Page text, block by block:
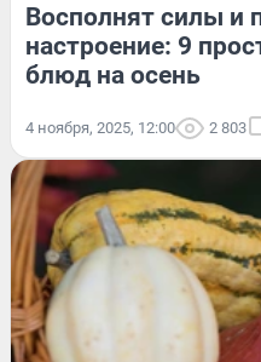
Восполнят силы и
настроение: 9
блюд на осень
4 ноября, 2025, 12:00 2 803